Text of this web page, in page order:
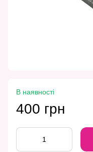
В наявності
400 грн